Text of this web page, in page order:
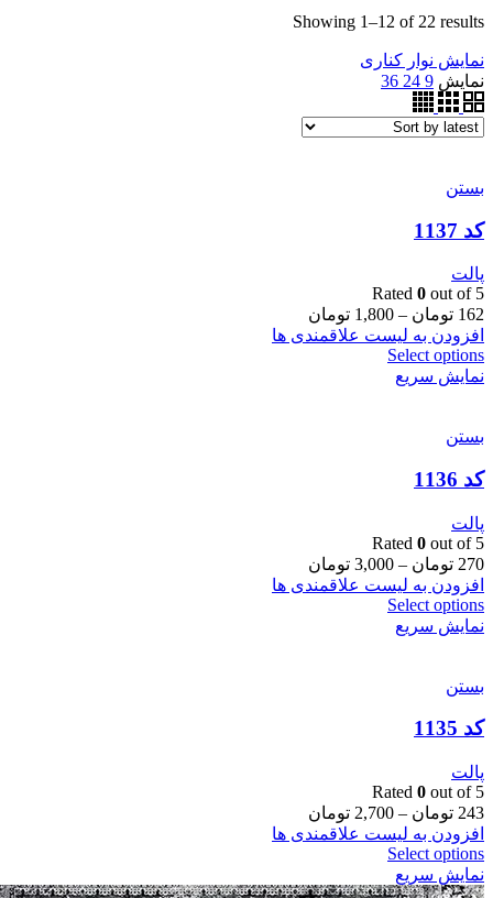
Showing 1–12 of 22 results
نمایش نوار کناری
نمایش 9
24
36
بستن
کد 1137
پالت
Rated 0 out of 5
162 تومان –
1,800 تومان
افزودن به لیست علاقمندی ها
Select options
نمایش سریع
بستن
کد 1136
پالت
Rated 0 out of 5
270 تومان –
3,000 تومان
افزودن به لیست علاقمندی ها
Select options
نمایش سریع
بستن
کد 1135
پالت
Rated 0 out of 5
243 تومان –
2,700 تومان
افزودن به لیست علاقمندی ها
Select options
نمایش سریع